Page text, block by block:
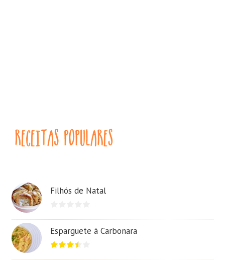
Filhós de Natal
Esparguete à Carbonara